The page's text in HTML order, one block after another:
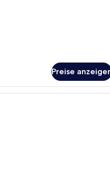
Preise
Ein modernes Schlafzimmer